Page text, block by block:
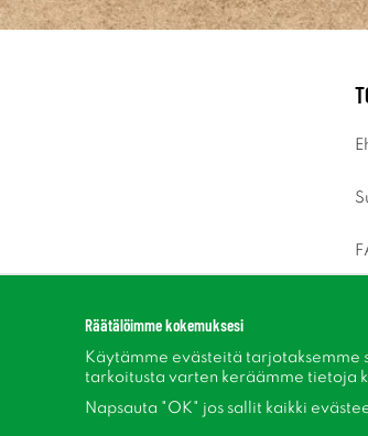
Räätälöimme kokemuksesi
Käytämme evästeitä tarjotaksemme
tarkoitusta varten keräämme tietoja
Napsauta "OK" jos sallit kaikki